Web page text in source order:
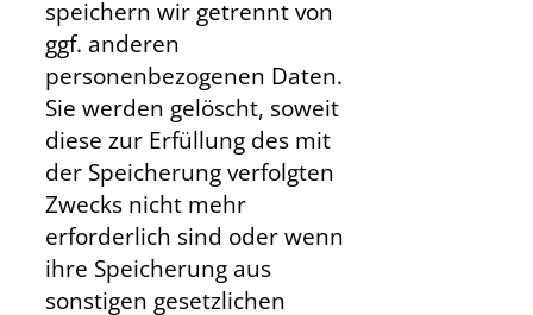
speichern wir getrennt von
ggf. anderen
personenbezogenen Daten.
Sie werden gelöscht, soweit
diese zur Erfüllung des mit
der Speicherung verfolgten
Zwecks nicht mehr
erforderlich sind oder wenn
ihre Speicherung aus
sonstigen gesetzlichen